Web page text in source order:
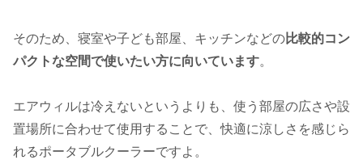
そのため、寝室や子ども部屋、キッチンなどの比較的コン
パクトな空間で使いたい方に向いています。
エアウィルは冷えないというよりも、使う部屋の広さや設
置場所に合わせて使用することで、快適に涼しさを感じら
れるポータブルクーラーですよ。